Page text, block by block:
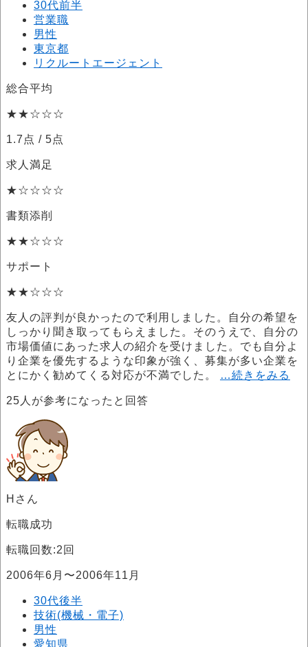
30代前半
営業職
男性
東京都
リクルートエージェント
総合平均
★★☆☆☆
1.7点 / 5点
求人満足
★☆☆☆☆
書類添削
★★☆☆☆
サポート
★★☆☆☆
友人の評判が良かったので利用しました。自分の希望を
しっかり聞き取ってもらえました。そのうえで、自分の
市場価値にあった求人の紹介を受けました。でも自分よ
り企業を優先するような印象が強く、募集が多い企業を
とにかく勧めてくる対応が不満でした。
…続きをみる
25 人が参考になったと回答
Hさん
転職成功
転職回数:2回
2006年6月〜2006年11月
30代後半
技術(機械・電子)
男性
愛知県